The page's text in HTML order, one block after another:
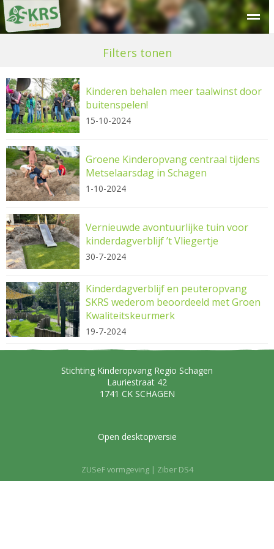
Kinderdagverblijf Peuteropvang
Filters tonen
Kinderen behalen meer taalwinst door
buitenspelen!
15-10-2024
Groene Kinderopvang centraal tijdens
Metselaarsdag in Schagen
1-10-2024
Vernieuwde avontuurlijke tuin voor
kinderdagverblijf ’t Vliegertje
30-7-2024
Kinderdagverblijf en peuteropvang
SKRS wederom beoordeeld met Groen
Kwaliteitskeurmerk
19-7-2024
Stichting Kinderopvang Regio Schagen
Lauriestraat 42
1741 CK SCHAGEN
Open desktopversie
ZUSeF vormgeving | Ziber DS4